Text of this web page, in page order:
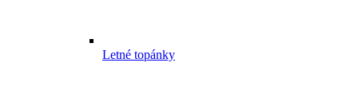
Letné topánky